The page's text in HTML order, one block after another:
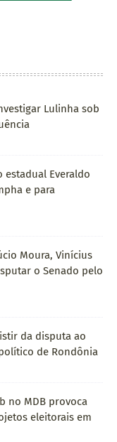
Lulinha sob
Everaldo
e para
Moura, Vinícius
o Senado pelo
da disputa ao
de Rondônia
no MDB provoca
eleitorais em